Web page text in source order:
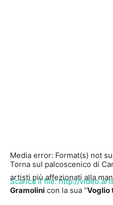
Media error: Format(s) not
Scarica il file: http://
Torna sul palcoscenico di
artisti più affezionati alla
Gramolini con la sua “Voglio